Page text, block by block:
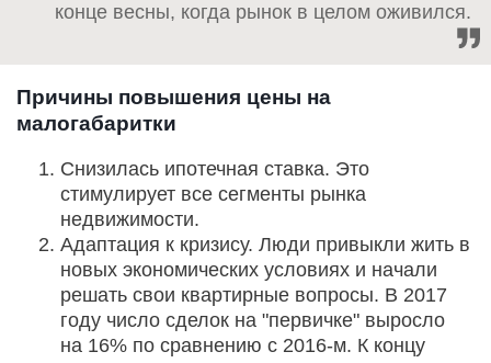
конце весны, когда рынок в целом оживился.
Причины повышения цены на
малогабаритки
Снизилась ипотечная ставка. Это
стимулирует все сегменты рынка
недвижимости.
Адаптация к кризису. Люди привыкли жить в
новых экономических условиях и начали
решать свои квартирные вопросы. В 2017
году число сделок на "первичке" выросло
на 16% по сравнению с 2016-м. К концу